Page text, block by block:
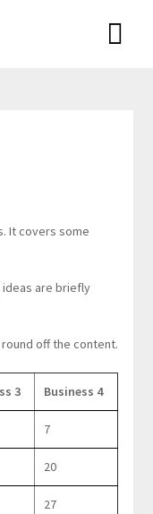
It covers some
are briefly
off the content.
3 Business 4
7
20
27